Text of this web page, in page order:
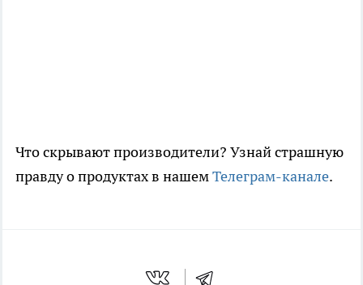
Что скрывают производители? Узнай страшную
правду о продуктах в нашемТелеграм-канале.